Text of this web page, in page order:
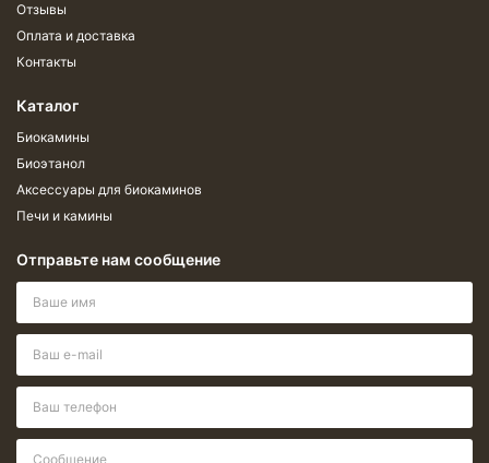
Отзывы
Оплата и доставка
Контакты
Каталог
Биокамины
Биоэтанол
Аксессуары для биокаминов
Печи и камины
Отправьте нам сообщение